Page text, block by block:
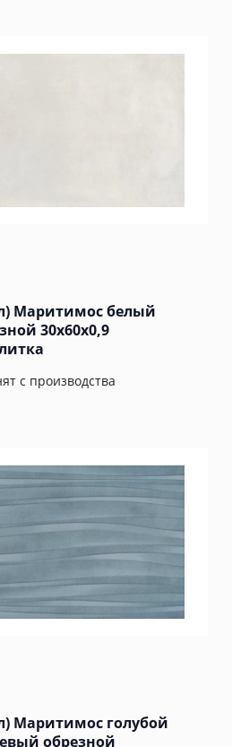
Маритимос белый
30x60x0,9
с производства
Маритимос голубой
обрезной